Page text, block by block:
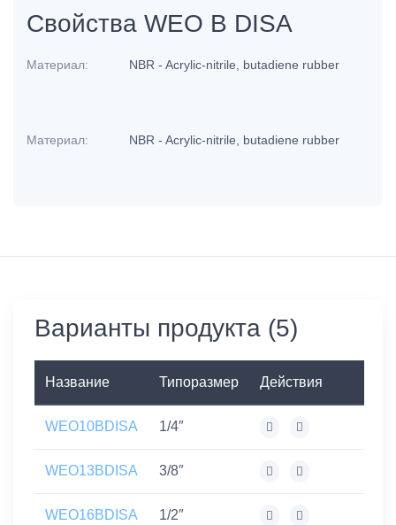
Свойства WEO B DISA
Материал: NBR - Acrylic-nitrile, butadiene rubber
Материал: NBR - Acrylic-nitrile, butadiene rubber
Варианты продукта (5)
Название Типоразмер Действия
WEO10BDISA 1/4″
WEO13BDISA 3/8″
WEO16BDISA 1/2″